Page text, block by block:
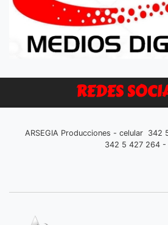
REDES
ARSEGIA Producciones - celular 342
342 5 427 264 -